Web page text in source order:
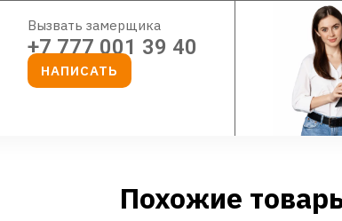
Вызвать замерщика
+7 777 001 39 40
НАПИСАТЬ
Похожие